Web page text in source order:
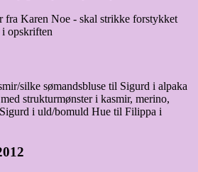
fra Karen Noe - skal strikke forstykket
opskriften
silke sømandsbluse til Sigurd i alpaka
strukturmønster i kasmir, merino,
i uld/bomuld Hue til Filippa i